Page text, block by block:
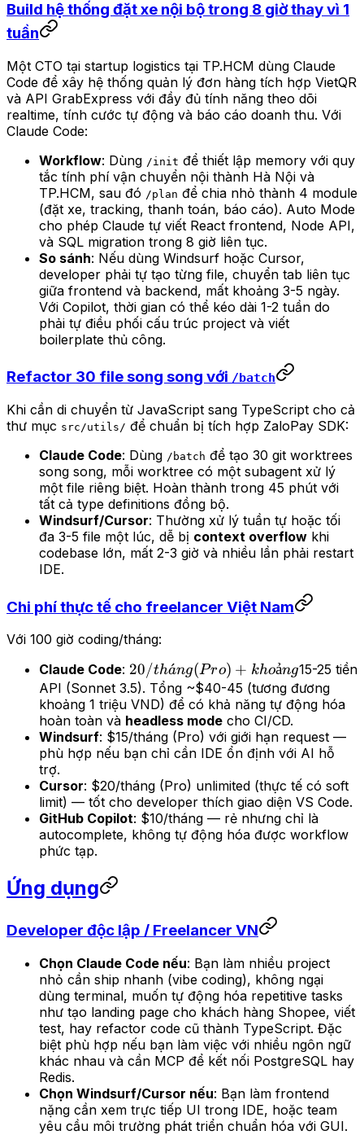
Build hệ thống đặt xe nội bộ trong 8 giờ thay vì 1
tuần
Một CTO tại startup logistics tại TP.HCM dùng Claude
Code để xây hệ thống quản lý đơn hàng tích hợp VietQR
và API GrabExpress với đầy đủ tính năng theo dõi
realtime, tính cước tự động và báo cáo doanh thu. Với
Claude Code:
Workflow: Dùng /init để thiết lập memory với quy
tắc tính phí vận chuyển nội thành Hà Nội và
TP.HCM, sau đó /plan để chia nhỏ thành 4 module
(đặt xe, tracking, thanh toán, báo cáo). Auto Mode
cho phép Claude tự viết React frontend, Node API,
và SQL migration trong 8 giờ liên tục.
So sánh: Nếu dùng Windsurf hoặc Cursor,
developer phải tự tạo từng file, chuyển tab liên tục
giữa frontend và backend, mất khoảng 3-5 ngày.
Với Copilot, thời gian có thể kéo dài 1-2 tuần do
phải tự điều phối cấu trúc project và viết
boilerplate thủ công.
Refactor 30 file song song với /batch
Khi cần di chuyển từ JavaScript sang TypeScript cho cả
thư mục src/utils/ để chuẩn bị tích hợp ZaloPay SDK:
Claude Code: Dùng /batch để tạo 30 git worktrees
song song, mỗi worktree có một subagent xử lý
một file riêng biệt. Hoàn thành trong 45 phút với
tất cả type definitions đồng bộ.
Windsurf/Cursor: Thường xử lý tuần tự hoặc tối
đa 3-5 file một lúc, dễ bị context overflow khi
codebase lớn, mất 2-3 giờ và nhiều lần phải restart
IDE.
Chi phí thực tế cho freelancer Việt Nam
Với 100 giờ coding/tháng:
Claude Code: 20/tháng
(Pro) +
khoảng
20/tha
ˊng(Pro) + khoảng15-25 tiền
API (Sonnet 3.5). Tổng ~$40-45 (tương đương
khoảng 1 triệu VND) để có khả năng tự động hóa
hoàn toàn và headless mode cho CI/CD.
Windsurf: $15/tháng (Pro) với giới hạn request —
phù hợp nếu bạn chỉ cần IDE ổn định với AI hỗ
trợ.
Cursor: $20/tháng (Pro) unlimited (thực tế có soft
limit) — tốt cho developer thích giao diện VS Code.
GitHub Copilot: $10/tháng — rẻ nhưng chỉ là
autocomplete, không tự động hóa được workflow
phức tạp.
Ứng dụng
Developer độc lập / Freelancer VN
Chọn Claude Code nếu: Bạn làm nhiều project
nhỏ cần ship nhanh (vibe coding), không ngại
dùng terminal, muốn tự động hóa repetitive tasks
như tạo landing page cho khách hàng Shopee, viết
test, hay refactor code cũ thành TypeScript. Đặc
biệt phù hợp nếu bạn làm việc với nhiều ngôn ngữ
khác nhau và cần MCP để kết nối PostgreSQL hay
Redis.
Chọn Windsurf/Cursor nếu: Bạn làm frontend
nặng cần xem trực tiếp UI trong IDE, hoặc team
yêu cầu môi trường phát triển chuẩn hóa với GUI.